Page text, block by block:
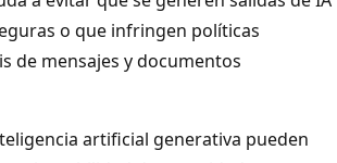
o que infringen políticas
de mensajes y documentos
artificial generativa pueden